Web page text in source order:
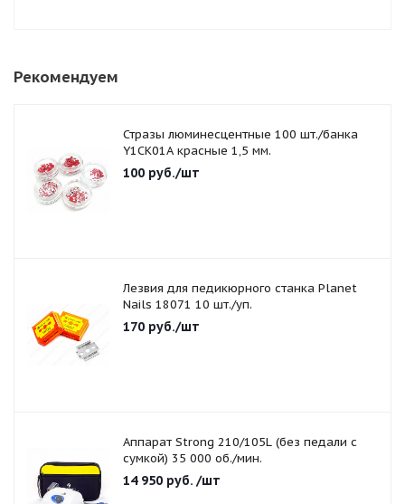
Рекомендуем
Стразы люминесцентные 100 шт./банка
Y1CK01A красные 1,5 мм.
100 руб./шт
Лезвия для педикюрного станка Planet
Nails 18071 10 шт./уп.
170 руб./шт
Аппарат Strong 210/105L (без педали с
сумкой) 35 000 об./мин.
14 950 руб. /шт